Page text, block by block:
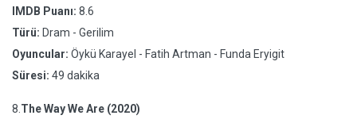
IMDB Puanı: 8.6
Türü: Dram - Gerilim
Oyuncular: Öykü Karayel - Fatih Artman - Funda Eryigit
Süresi: 49 dakika
8. The Way We Are (2020)